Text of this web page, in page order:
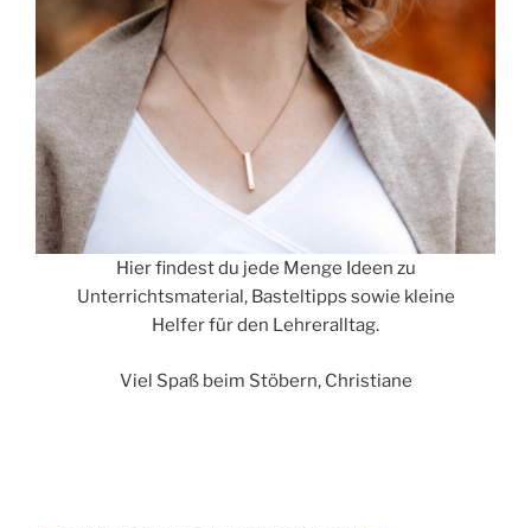
Hier findest du jede Menge Ideen zu
Unterrichtsmaterial, Basteltipps sowie kleine
Helfer für den Lehreralltag.
Viel Spaß beim Stöbern, Christiane